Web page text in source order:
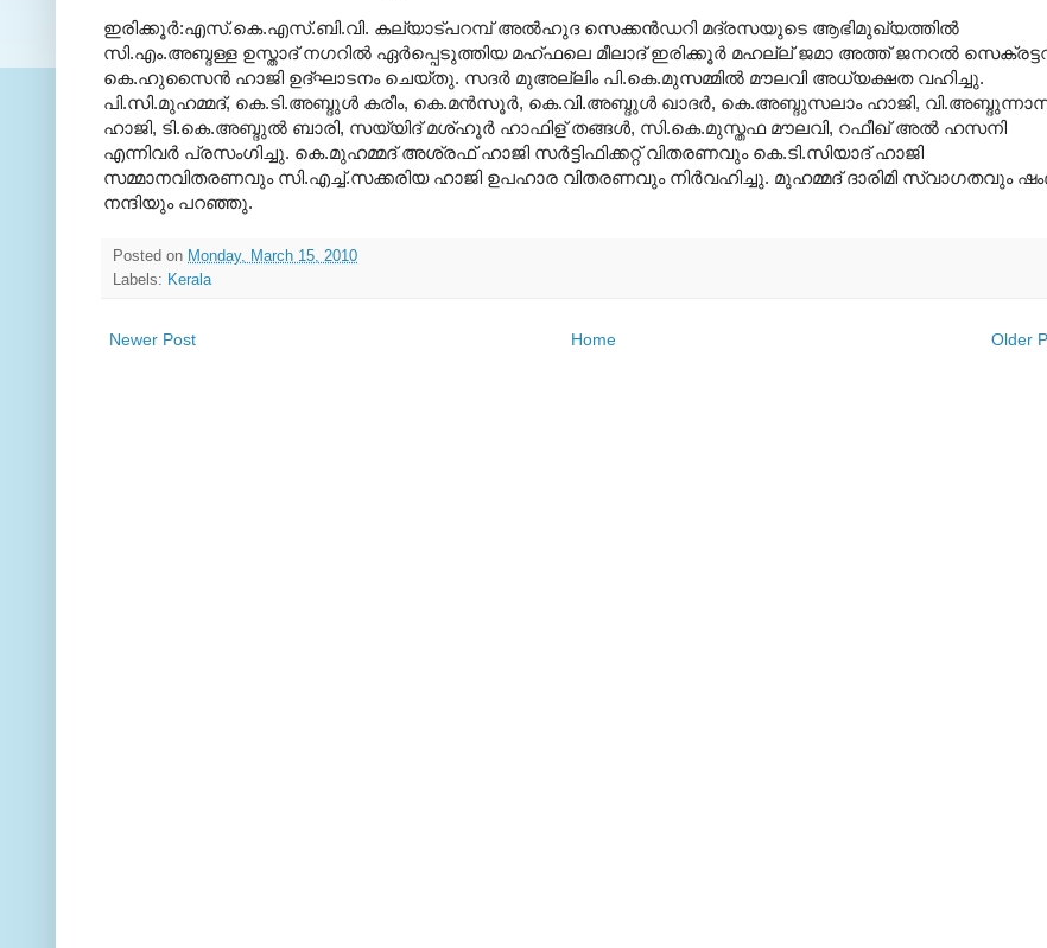
ഇരിക്കൂര്‍:എസ്.കെ.എസ്.ബി.വി. കല്യാട്പറമ്പ് അല്‍ഹുദ സെക്കന്‍ഡറി മദ്രസയുടെ ആഭിമുഖ്യത്തില്‍
സി.എം.അബ്ദള്ള ഉസ്താദ് നഗറില്‍ ഏര്‍പ്പെടുത്തിയ മഹ്ഫലെ മീലാദ് ഇരിക്കൂര്‍ മഹല്ല് ജമാ അത്ത് ജനറല്‍
കെ.ഹുസൈന്‍ ഹാജി ഉദ്ഘാടനം ചെയ്തു. സദര്‍ മുഅല്ലിം പി.കെ.മുസമ്മില്‍ മൗലവി അധ്യക്ഷത വഹിച്ചു.
പി.സി.മുഹമ്മദ്, കെ.ടി.അബ്ദുള്‍ കരീം, കെ.മന്‍സൂര്‍, കെ.വി.അബ്ദുള്‍ ഖാദര്‍, കെ.അബ്ദുസലാം ഹാജി,
ഹാജി, ടി.കെ.അബ്ദുല്‍ ബാരി, സയ്യിദ് മശ്ഹൂര്‍ ഹാഫിള് തങ്ങള്‍, സി.കെ.മുസ്തഫ മൗലവി, റഫീഖ് അല്‍ ഹസനി
എന്നിവര്‍ പ്രസംഗിച്ചു. കെ.മുഹമ്മദ് അശ്രഫ് ഹാജി സര്‍ട്ടിഫിക്കറ്റ് വിതരണവും കെ.ടി.സിയാദ് ഹാജി
സമ്മാനവിതരണവും സി.എച്ച്.സക്കരിയ ഹാജി ഉപഹാര വിതരണവും നിര്‍വഹിച്ചു. മുഹമ്മദ് ദാരിമി സ്വാഗതവും
നന്ദിയും പറഞ്ഞു.
Posted on Monday, March 15, 2010
Labels: Kerala
Newer Post Older
Home